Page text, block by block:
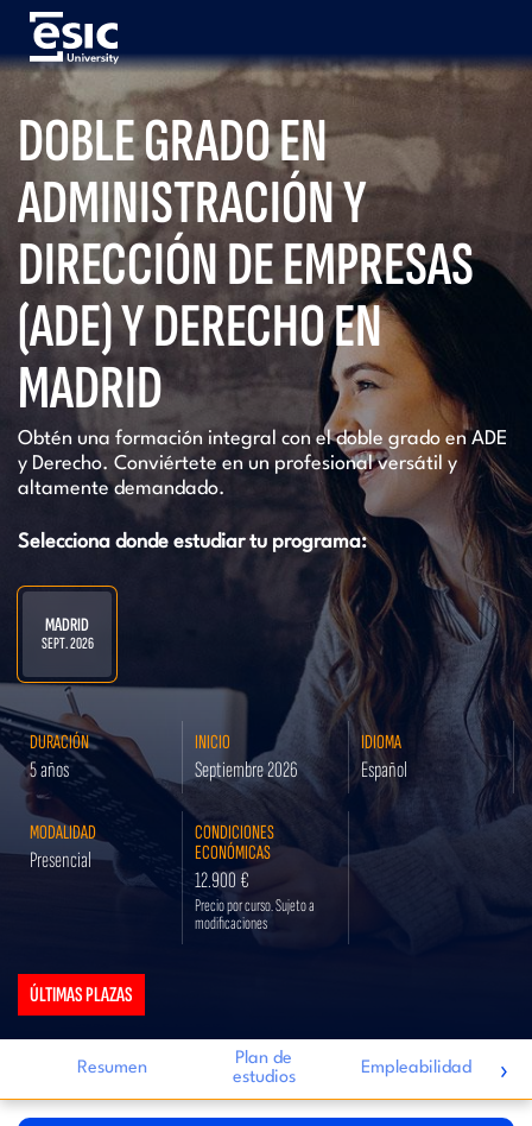
Pasar
contenido
principal
University
DOBLE GRADO EN
ADMINISTRACIÓN Y
DIRECCIÓN DE EMPRESAS
(ADE) Y DERECHO EN
MADRID
Obtén una formación integral con el doble grado en ADE
y Derecho. Conviértete en un profesional versátil y
altamente demandado.
Selecciona donde estudiar tu programa:
MADRID
SEPT. 2026
DURACIÓN
5 años
INICIO
Septiembre 2026
IDIOMA
Español
MODALIDAD
Presencial
CONDICIONES
ECONÓMICAS
12.900 €
Precio por curso. Sujeto a
modificaciones
ÚLTIMAS PLAZAS
Resumen
Plan de
estudios
Empleabilidad ›